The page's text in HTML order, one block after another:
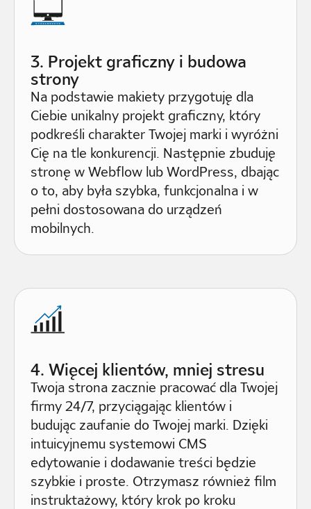
3. Projekt graficzny i budowa
strony
Na podstawie makiety przygotuję dla
Ciebie unikalny projekt graficzny, który
podkreśli charakter Twojej marki i wyróżni
Cię na tle konkurencji. Następnie zbuduję
stronę w Webflow lub WordPress, dbając
o to, aby była szybka, funkcjonalna i w
pełni dostosowana do urządzeń
mobilnych.
4. Więcej klientów, mniej stresu
Twoja strona zacznie pracować dla Twojej
firmy 24/7, przyciągając klientów i
budując zaufanie do Twojej marki. Dzięki
intuicyjnemu systemowi CMS
edytowanie i dodawanie treści będzie
szybkie i proste. Otrzymasz również film
instruktażowy, który krok po kroku